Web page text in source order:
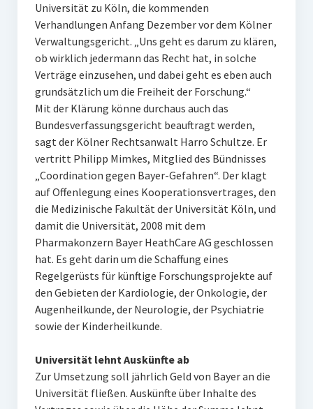
Universität zu Köln, die kommenden
Verhandlungen Anfang Dezember vor dem Kölner
Verwaltungsgericht. „Uns geht es darum zu klären,
ob wirklich jedermann das Recht hat, in solche
Verträge einzusehen, und dabei geht es eben auch
grundsätzlich um die Freiheit der Forschung.“
Mit der Klärung könne durchaus auch das
Bundesverfassungsgericht beauftragt werden,
sagt der Kölner Rechtsanwalt Harro Schultze. Er
vertritt Philipp Mimkes, Mitglied des Bündnisses
„Coordination gegen Bayer-Gefahren“. Der klagt
auf Offenlegung eines Kooperationsvertrages, den
die Medizinische Fakultät der Universität Köln, und
damit die Universität, 2008 mit dem
Pharmakonzern Bayer HeathCare AG geschlossen
hat. Es geht darin um die Schaffung eines
Regelgerüsts für künftige Forschungsprojekte auf
den Gebieten der Kardiologie, der Onkologie, der
Augenheilkunde, der Neurologie, der Psychiatrie
sowie der Kinderheilkunde.
Universität lehnt Auskünfte ab
Zur Umsetzung soll jährlich Geld von Bayer an die
Universität fließen. Auskünfte über Inhalte des